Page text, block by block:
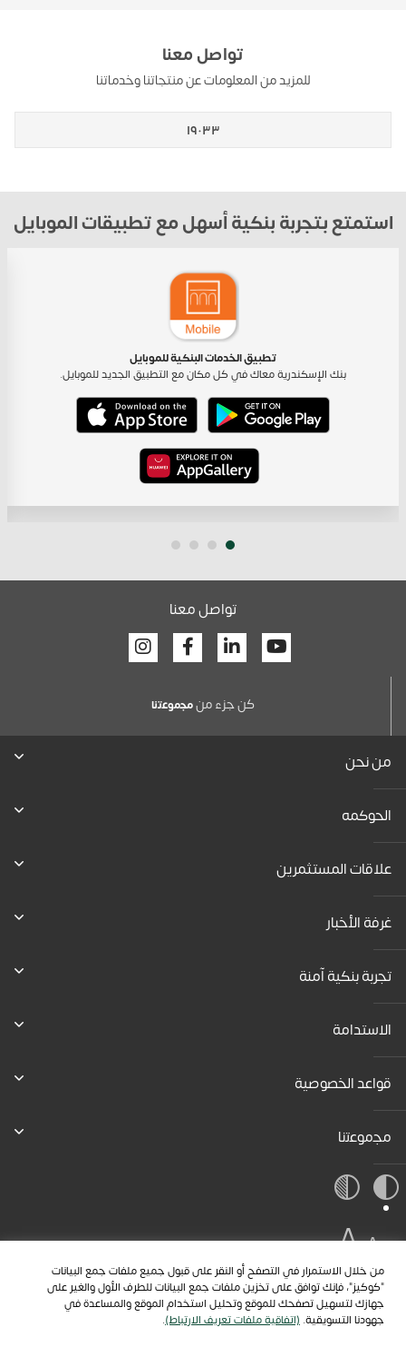
من خلال الاستمرار في التصفح أو النقر على قبول جميع ملفات جمع البيانات
"كوكيز"، فإنك توافق على تخزين ملفات جمع البيانات للطرف الأول والغير على
جهازك لتسهيل تصفحك للموقع وتحليل استخدام الموقع والمساعدة في
جهودنا التسويقية. (اتفاقية ملفات تعريف الارتباط).
تواصل معنا
للمزيد من المعلومات عن منتجاتنا وخدماتنا
١٩٠٣٣
استمتع بتجربة بنكية أسهل مع تطبيقات الموبايل
تطبيق الخدمات البنكية للموبايل
بنك الإسكندرية معاك في كل مكان مع التطبيق الجديد للموبايل.
تواصل معنا
Youtube
Linkedin
Facebook
كن جزء منﻣﺟﻣوﻋﺗﻧﺎ
من نحن
الحوكمه
علاقات المستثمرين
غرفة الأخبار
تجربة بنكية آمنة
الاستدامة
قواعد الخصوصية
ﻣﺟﻣوﻋﺗﻧﺎ
A
A
A